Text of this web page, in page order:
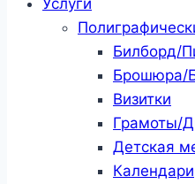
Билборд/
Брошюра/
Визитки
Грамоты/
Детская
Календари